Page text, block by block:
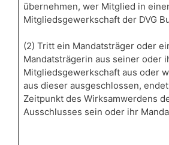
übernehmen, wer Mitglied in
Mitgliedsgewerkschaft der DVG
(2) Tritt ein Mandatsträger oder
Mandatsträgerin aus seiner oder
Mitgliedsgewerkschaft aus oder
aus dieser ausgeschlossen,
Zeitpunkt des Wirksamwerdens
Ausschlusses sein oder ihr